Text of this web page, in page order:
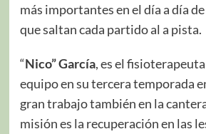
más importantes en el día a día
que saltan cada partido al a pista.
“Nico” García, es el
equipo en su tercera temporada
gran trabajo también en la
misión es la recuperación en las